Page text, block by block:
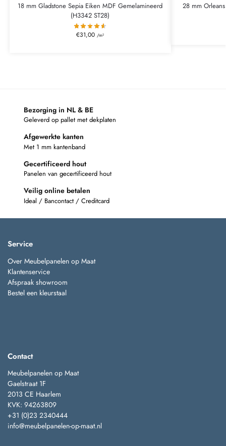
18 mm Gladstone Sepia Eiken MDF Gemelamineerd
(H3342 ST28)
€31,00 /m²
28 mm
Bezorging in NL & BE
Geleverd op pallet met dekplaten
Afgewerkte kanten
Met 1 mm kantenband
Gecertificeerd hout
Panelen van gecertificeerd hout
Veilig online betalen
Ideal / Bancontact / Creditcard
Service
Over Meubelpanelen op Maat
Klantenservice
Afspraak showroom
Bestel een kleurstaal
Contact
Meubelpanelen op Maat
Gaelstraat 1F
2013 CE Haarlem
KVK: 94263809
+31 (0)23 2340444
info@meubelpanelen-op-maat.nl